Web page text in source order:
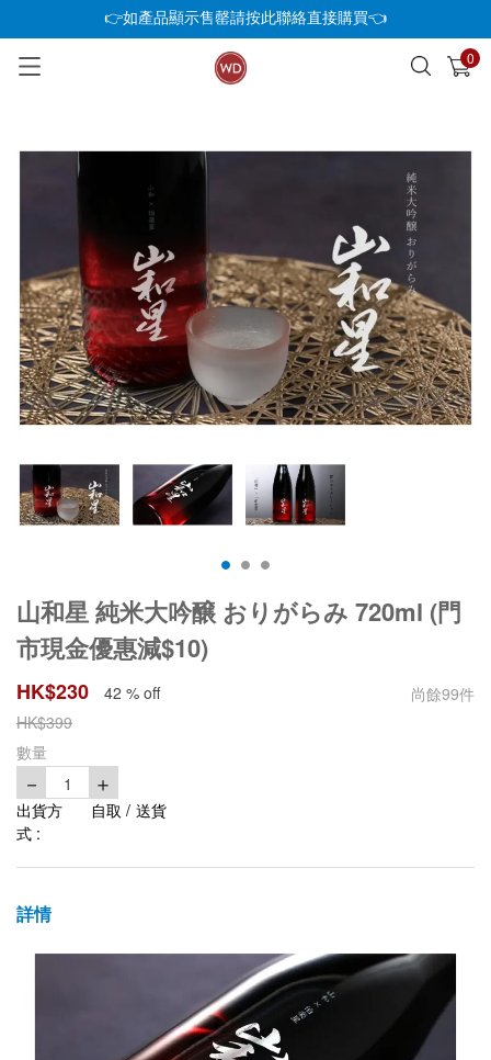
👉如產品顯示售罄請按此聯絡直接購買👈
0
已加入購物車 查看
山和星 純米大吟醸 おりがらみ 720ml (門
市現金優惠減$10)
HK$230 42 % off 尚餘99件
HK$399
數量
－ 1 ＋
出貨方
式 :
自取 / 送貨
詳情